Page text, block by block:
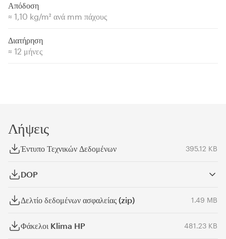
Απόδοση
≈ 1,10 kg/m² ανά mm πάχους
Διατήρηση
≈ 12 μήνες
Λήψεις
Έντυπο Τεχνικών Δεδομένων 395.12 KB
DOP
Δελτίο δεδομένων ασφαλείας (zip) 1.49 MB
Φάκελοι Klima HP 481.23 KB